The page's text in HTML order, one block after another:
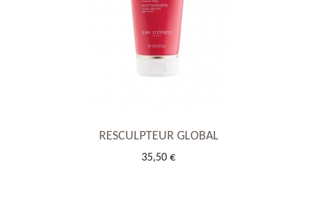
RESCULPTEUR GLOBAL
35,50 €